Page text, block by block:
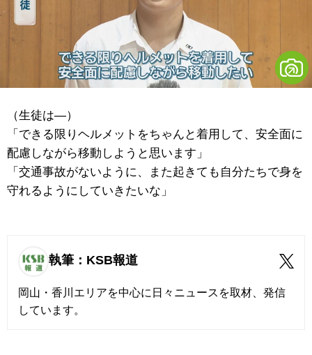
（生徒は―）
「できる限りヘルメットをちゃんと着用して、安全面に
配慮しながら移動しようと思います」
「交通事故がないように、また起きても自分たちで身を
守れるようにしていきたいな」
執筆：KSB報道
岡山・香川エリアを中心に日々ニュースを取材、発信
しています。